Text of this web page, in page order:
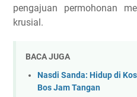
pengajuan permohonan
krusial.
BACA JUGA
Nasdi Sanda: Hidup di
Bos Jam Tangan